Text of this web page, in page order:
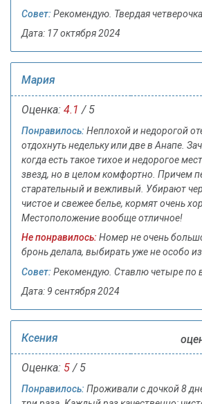
Совет: Рекомендую. Твердая четверочка.
Дата: 17 октября 2024
Мария
Оценка: 4.1 / 5
Понравилось: Неплохой и недорогой
отдохнуть недельку или две в Анапе.
когда есть такое тихое и недорогое
звезд, но в целом комфортно. Причем
старательный и вежливый. Убирают
чистое и свежее белье, кормят очень
Местоположение вообще отличное!
Не понравилось: Номер не очень
бронь делала, выбирать уже не особо
Совет: Рекомендую. Ставлю четыре по
Дата: 9 сентября 2024
Ксения
Оценка: 5 / 5
Понравилось: Проживали с дочкой 8